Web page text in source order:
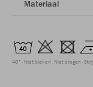
Materiaal
40° Niet bleken Niet drogen